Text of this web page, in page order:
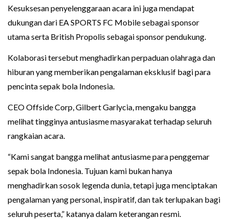
Kesuksesan penyelenggaraan acara ini juga mendapat
dukungan dari EA SPORTS FC Mobile sebagai sponsor
utama serta British Propolis sebagai sponsor pendukung.
Kolaborasi tersebut menghadirkan perpaduan olahraga dan
hiburan yang memberikan pengalaman eksklusif bagi para
pencinta sepak bola Indonesia.
CEO Offside Corp, Gilbert Garlycia, mengaku bangga
melihat tingginya antusiasme masyarakat terhadap seluruh
rangkaian acara.
“Kami sangat bangga melihat antusiasme para penggemar
sepak bola Indonesia. Tujuan kami bukan hanya
menghadirkan sosok legenda dunia, tetapi juga menciptakan
pengalaman yang personal, inspiratif, dan tak terlupakan bagi
seluruh peserta,” katanya dalam keterangan resmi.